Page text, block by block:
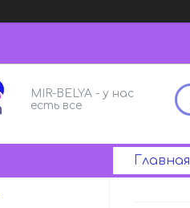
MIR-BELYA - у нас
есть все
Главная